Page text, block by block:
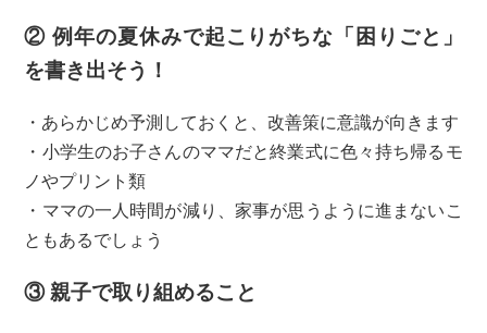
② 例年の夏休みで起こりがちな「困りごと」
を書き出そう！
・あらかじめ予測しておくと、改善策に意識が向きます
・小学生のお子さんのママだと終業式に色々持ち帰るモ
ノやプリント類
・ママの一人時間が減り、家事が思うように進まないこ
ともあるでしょう
③ 親子で取り組めること